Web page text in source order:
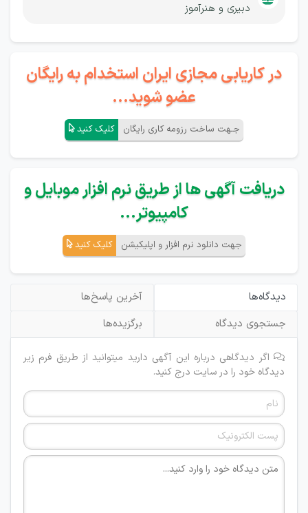
دبیری و هنرآموز
در کاریابی مجازی ایران استخدام به رایگان
عضو شوید...
جـهت ساخت رزومه کاری رایگان کلیک کنید
دریافت آگهی ها از طریق نرم افزار موبایل و
کامپیوتر...
جهت دانلود نرم افزار و اپلیکیشن کلیک کنید
دیدگاه‌ها
آخرین پاسخ‌ها
جستجوی دیدگاه
برگزیده‌ها
اگر دیدگاهی درباره این آگهی دارید میتوانید از طریق فرم زیر
دیدگاه خود را در سایت درج کنید.